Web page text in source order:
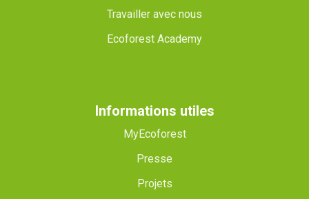
Travailler avec nous
Ecoforest Academy
Informations utiles
MyEcoforest
Presse
Projets